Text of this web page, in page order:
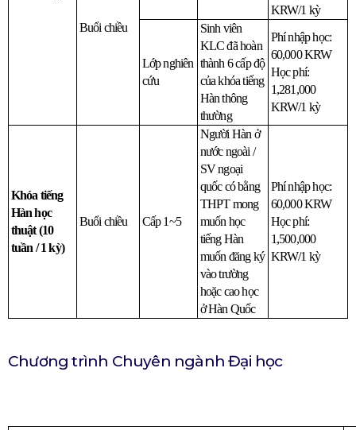
Buổi chiều
KRW/1 kỳ
Lớp nghiên
cứu
Sinh viên
KLC đã hoàn
thành 6 cấp độ
của khóa tiếng
Hàn thông
thường
Phí nhập học:
60,000 KRW
Học phí:
1,281,000
KRW/1 kỳ
Khóa tiếng
Hàn học
thuật (10
tuần / 1 kỳ)
Buổi chiều Cấp 1~5
Người Hàn ở
nước ngoài /
SV ngoại
quốc có bằng
THPT mong
muốn học
tiếng Hàn
muốn đăng ký
vào trường
hoặc cao học
ở Hàn Quốc
Phí nhập học:
60,000 KRW
Học phí:
1,500,000
KRW/1 kỳ
Chương trình Chuyên ngành Đại học